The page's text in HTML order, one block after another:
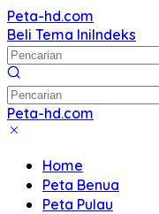
Langsung
ke
konten
Peta-hd.com
Kumpulan
Gambar
Peta
HD
Beli Tema IniIndeks
Peta-hd.com
Kumpulan
Peta
HD
Home
Peta Benua
Peta Pulau